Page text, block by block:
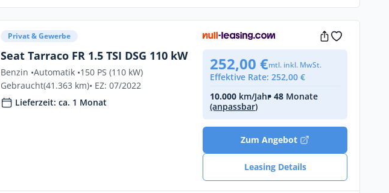
Privat & Gewerbe
Seat Tarraco FR 1.5 TSI DSG 110 kW
Benzin •Automatik •150 PS (110 kW)
Gebraucht(41.363 km)• EZ: 07/2022
Lieferzeit: ca. 1 Monat
252,00 €mtl. inkl. MwSt.
Effektive Rate: 252,00 €
10.000 km/Jahr• 48 Monate
(anpassbar)
Zum Angebot
Leasing Details